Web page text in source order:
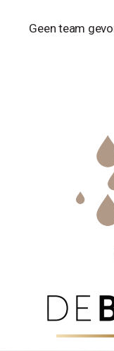
Geen team